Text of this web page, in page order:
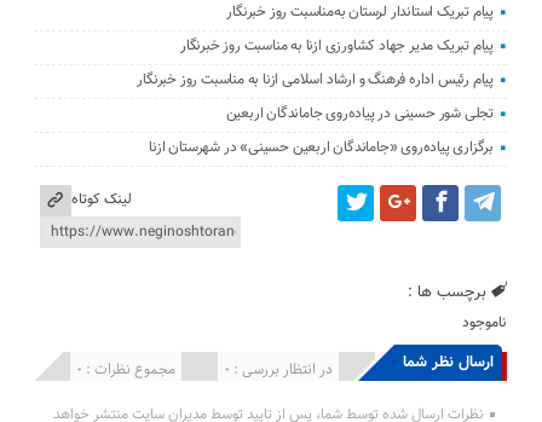
پیام تبریک استاندار لرستان به‌مناسبت روز خبرنگار
پیام تبریک مدیر جهاد کشاورزی ازنا به مناسبت روز خبرنگار
پیام رئیس اداره فرهنگ و ارشاد اسلامی ازنا به مناسبت روز خبرنگار
تجلی شور حسینی در پیاده‌روی جاماندگان اربعین
برگزاری پیاده‌روی «جاماندگان اربعین حسینی» در شهرستان ازنا
لینک کوتاه
برچسب ها :
ناموجود
ارسال نظر شما مجموع نظرات : 0 در انتظار بررسی : 0 انتشار یافته : 0
نظرات ارسال شده توسط شما، پس از تایید توسط مدیران سایت منتشر خواهد